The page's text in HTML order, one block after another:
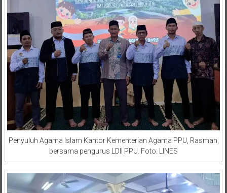
Penyuluh Agama Islam Kantor Kementerian Agama PPU, Rasman,
bersama pengurus LDII PPU. Foto: LINES